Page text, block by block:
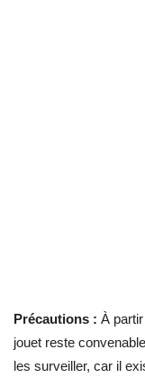
Précautions : À
jouet reste
les surveiller, car il